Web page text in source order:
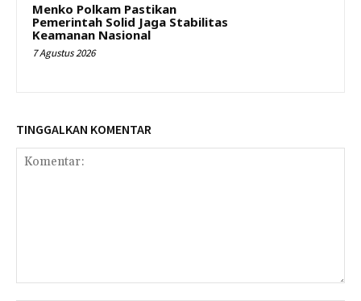
Menko Polkam Pastikan
Pemerintah Solid Jaga Stabilitas
Keamanan Nasional
7 Agustus 2026
TINGGALKAN KOMENTAR